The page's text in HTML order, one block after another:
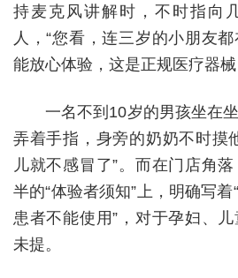
持麦克风讲解时，不时指向
人，“您看，连三岁的小朋友
能放心体验，这是正规医疗器
一名不到10岁的男孩坐在
弄着手指，身旁的奶奶不时摸
儿就不感冒了”。而在门店角
半的“体验者须知”上，明确写
患者不能使用”，对于孕妇、
未提。